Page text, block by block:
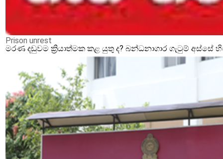
Prison unrest
මරණ දඩුවම ක්‍රියාත්මක කළ යුතු ද? බන්ධනාගාර ගැටුම්